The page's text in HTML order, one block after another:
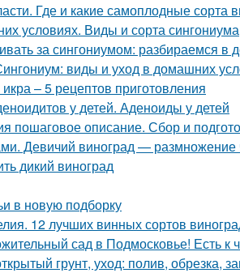
Где и какие самоплодные
условиях. Виды и сорта сингониума
за сингониумом: разбираемся в
виды и уход в домашних
– 5 рецептов приготовления
у детей. Аденоиды у детей
пошаговое описание. Сбор и
Девичий виноград —
дикий виноград
в новую подборку
12 лучших винных сортов
сад в Подмосковье! Есть к
грунт, уход: полив, обрезка,